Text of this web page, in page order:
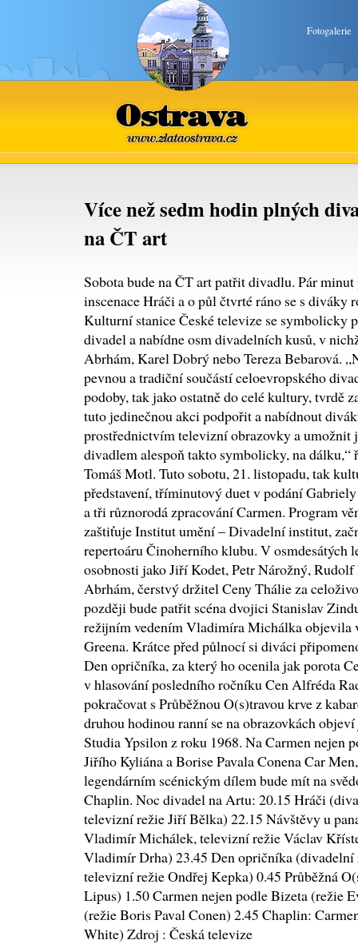
Fotogalerie
Ostrava
www.zlataostrava.cz
Více než sedm hodin plných
na ČT art
Sobota bude na ČT art patřit divadlu. Pár
inscenace Hráči a o půl čtvrté ráno se s diváky
Kulturní stanice České televize se symbolicky
divadel a nabídne osm divadelních kusů, v
Abrhám, Karel Dobrý nebo Tereza Bebarová.
pevnou a tradiční součástí celoevropského
podoby, tak jako ostatně do celé kultury, tvrdě
tuto jedinečnou akci podpořit a nabídnout
prostřednictvím televizní obrazovky a umožnit
divadlem alespoň takto symbolicky, na
Tomáš Motl. Tuto sobotu, 21. listopadu, tak
představení, tříminutový duet v podání
a tři různorodá zpracování Carmen. Program
zaštiťuje Institut umění – Divadelní institut,
repertoáru Činoherního klubu. V osmdesátých
osobnosti jako Jiří Kodet, Petr Nárožný,
Abrhám, čerstvý držitel Ceny Thálie za
později bude patřit scéna dvojici Stanislav
režijním vedením Vladimíra Michálka objevila
Greena. Krátce před půlnocí si diváci
Den opričníka, za který ho ocenila jak porota
v hlasování posledního ročníku Cen Alfréda
pokračovat s Průběžnou O(s)travou krve z
druhou hodinou ranní se na obrazovkách
Studia Ypsilon z roku 1968. Na Carmen nejen
Jiřího Kyliána a Borise Pavala Conena Car
legendárním scénickým dílem bude mít na
Chaplin. Noc divadel na Artu: 20.15 Hráči
televizní režie Jiří Bělka) 22.15 Návštěvy u
Vladimír Michálek, televizní režie Václav
Vladimír Drha) 23.45 Den opričníka
televizní režie Ondřej Kepka) 0.45 Průběžná
Lipus) 1.50 Carmen nejen podle Bizeta (režie
(režie Boris Paval Conen) 2.45 Chaplin:
White) Zdroj : Česká televize